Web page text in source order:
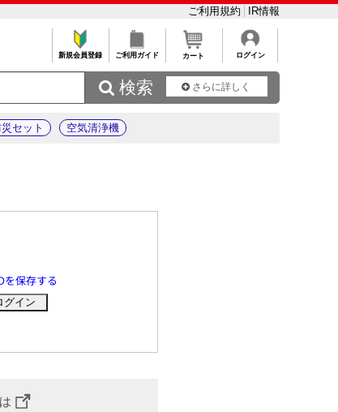
ご利用規約 IR情報
新規会員登録 ご利用ガイド カート ログイン
 検索 さらに詳しく
セット 空気清浄機
を保存する